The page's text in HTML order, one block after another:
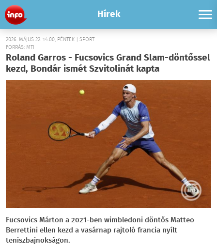
Hírek
2026. MÁJUS 22. 14:00, PÉNTEK | SPORT
FORRÁS: MTI
Roland Garros - Fucsovics Grand Slam-döntőssel
kezd, Bondár ismét Szvitolinát kapta
Fucsovics Márton a 2021-ben wimbledoni döntős Matteo
Berrettini ellen kezd a vasárnap rajtoló francia nyílt
teniszbajnokságon.